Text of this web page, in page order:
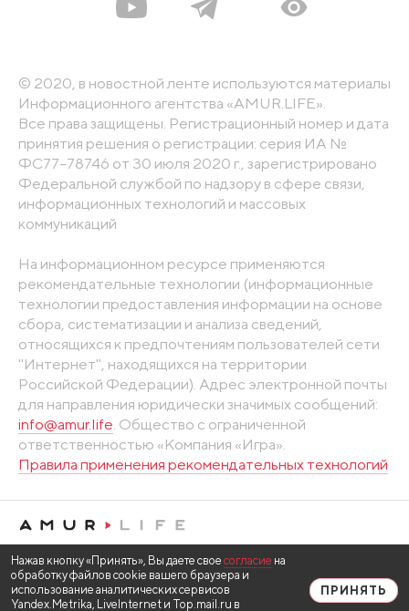
© 2020, в новостной ленте используются материалы
Информационного агентства «AMUR.LIFE».
Все права защищены. Регистрационный номер и дата
принятия решения о регистрации: серия ИА №
ФС77-78746 от 30 июля 2020 г., зарегистрировано
Федеральной службой по надзору в сфере связи,
информационных технологий и массовых
коммуникаций
На информационном ресурсе применяются
рекомендательные технологии (информационные
технологии предоставления информации на основе
сбора, систематизации и анализа сведений,
относящихся к предпочтениям пользователей сети
"Интернет", находящихся на территории
Российской Федерации). Адрес электронной почты
для направления юридически значимых сообщений:
info@amur.life. Общество с ограниченной
ответственностью «Компания «Игра».
Правила применения рекомендательных технологий
Нажав кнопку «Принять», Вы даете свое согласие на
обработку файлов cookie вашего браузера и
использование аналитических сервисов
Yandex.Metrika, LiveInternet и Top.mail.ru в
ПРИНЯТЬ